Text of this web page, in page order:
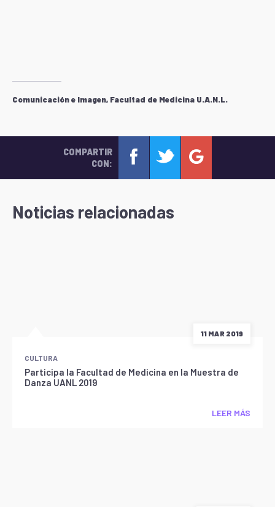
Comunicación e Imagen, Facultad de Medicina U.A.N.L.
COMPARTIR
CON:
Noticias relacionadas
11 MAR 2019
CULTURA
Participa la Facultad de Medicina en la Muestra de
Danza UANL 2019
LEER MÁS